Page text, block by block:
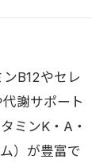
B12やセレ
謝サポート
ミンK・A・
）が豊富で